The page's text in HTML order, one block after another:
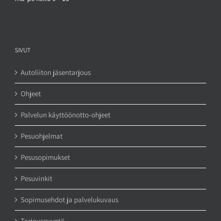
SIVUT
Autoliiton jäsentarjous
Ohjeet
Palvelun käyttöönotto-ohjeet
Pesuohjelmat
Pesusopimukset
Pesuvinkit
Sopimusehdot ja palvelukuvaus